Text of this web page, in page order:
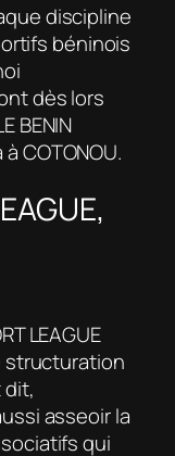
discipline
béninois
dès lors
BENIN
COTONOU.
LEAGUE
structuration
dit,
asseoir la
qui